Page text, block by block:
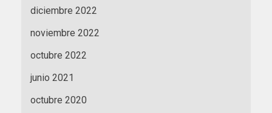
diciembre 2022
noviembre 2022
octubre 2022
junio 2021
octubre 2020